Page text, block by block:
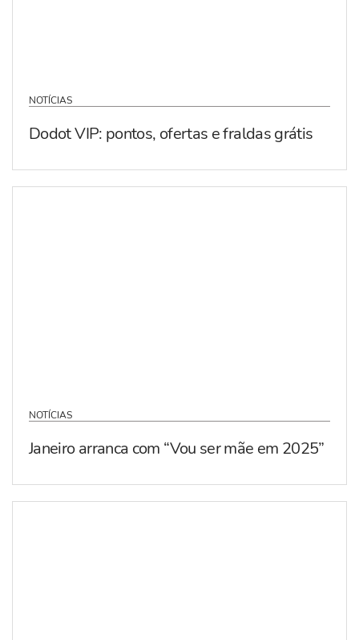
NOTÍCIAS
Dodot VIP: pontos, ofertas e fraldas grátis
NOTÍCIAS
Janeiro arranca com “Vou ser mãe em 2025”